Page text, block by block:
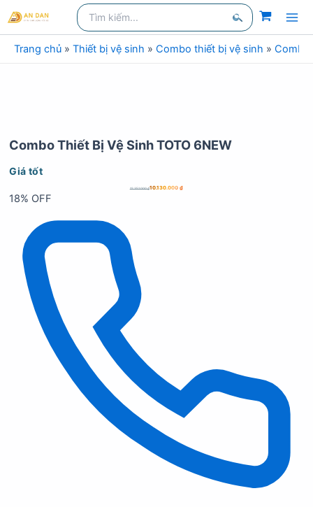
tới
Tìm
kiếm:
Tìm
kiếm
Trang chủ » Thiết bị vệ sinh » Combo thiết bị vệ sinh » Combo
Combo Thiết Bị Vệ Sinh TOTO 6NEW
Giá tốt
12.351.000 ₫10.130.000₫
18% OFF